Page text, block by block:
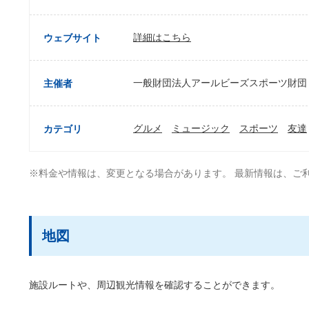
ウェブサイト 詳細はこちら
主催者 一般財団法人アールビーズスポーツ財団
カテゴリ グルメ ミュージック スポーツ 友達
※料金や情報は、変更となる場合があります。 最新情報は、ご
地図
施設ルートや、周辺観光情報を確認することができます。